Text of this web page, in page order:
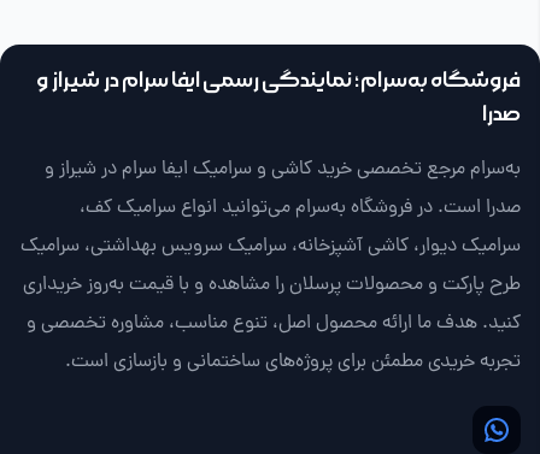
فروشگاه به‌سرام؛ نمایندگی رسمی ایفا سرام در شیراز و
صدرا
به‌سرام مرجع تخصصی خرید کاشی و سرامیک ایفا سرام در شیراز و
صدرا است. در فروشگاه به‌سرام می‌توانید انواع سرامیک کف،
سرامیک دیوار، کاشی آشپزخانه، سرامیک سرویس بهداشتی، سرامیک
طرح پارکت و محصولات پرسلان را مشاهده و با قیمت به‌روز خریداری
کنید. هدف ما ارائه محصول اصل، تنوع مناسب، مشاوره تخصصی و
تجربه خریدی مطمئن برای پروژه‌های ساختمانی و بازسازی است.